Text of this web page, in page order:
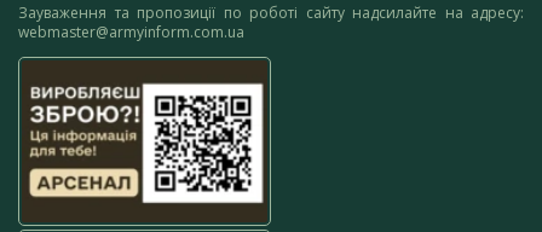
Зауваження та пропозиції по роботі сайту надсилайте на адресу:
webmaster@armyinform.com.ua